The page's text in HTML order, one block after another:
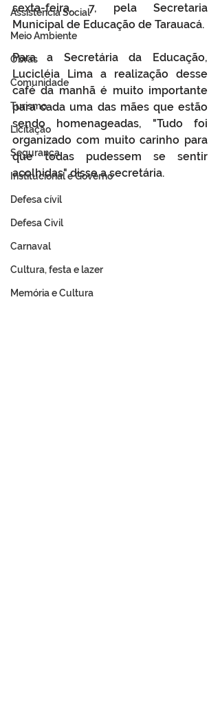
Assistência Social
Meio Ambiente
Obras
Comunidade
Turismo
Licitação
Segurança
Institucional e Governo
Defesa cívil
Defesa Civil
Carnaval
Cultura, festa e lazer
Memória e Cultura
sexta-feira, 7, pela Secretaria
Municipal de Educação de Tarauacá.
Para a Secretária da Educação,
Lucicléia Lima a realização desse
café da manhã é muito importante
para cada uma das mães que estão
sendo homenageadas, "Tudo foi
organizado com muito carinho para
que todas pudessem se sentir
acolhidas" disse a secretária.